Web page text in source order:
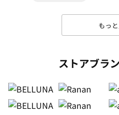
もっ
ストアブラ